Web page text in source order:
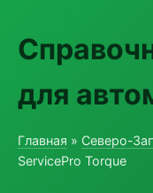
для
Главная » Северо-
ServicePro Torque